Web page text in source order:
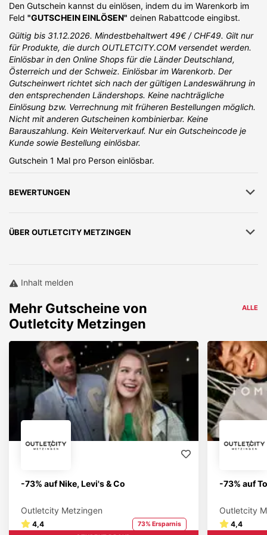
ikonischenAir Jordan Basketballschuhe, die leichtgewichtigen
Nike FlyknitLaufschuhe, die vielseitigeNike ProKleidungslinie
und dieNike Dri-FITTechnologie, die Feuchtigkeit effektiv
ableitet. Auch dieNike MercurialFußballschuhe sind für ihre
Schnelligkeit auf dem Spielfeld geschätzt.
Diese Produktpalette kombiniert Funktionalität mit stilvollem
Design und unterstreicht Nikes führende Rolle in der
Sportbekleidungsindustrie.
Den Gutschein kannst du einlösen, indem du im Warenkorb im
Feld "GUTSCHEIN EINLÖSEN" deinen Rabattcode eingibst.
Gültig bis 31.12.2026. Mindestbehaltwert 49€ / CHF49. Gilt nur
für Produkte, die durch OUTLETCITY.COM versendet werden.
Einlösbar in den Online Shops für die Länder Deutschland,
Österreich und der Schweiz. Einlösbar im Warenkorb. Der
Gutscheinwert richtet sich nach der gültigen Landeswährung in
den entsprechenden Ländershops. Keine nachträgliche
Einlösung bzw. Verrechnung mit früheren Bestellungen möglich.
Nicht mit anderen Gutscheinen kombinierbar. Keine
Barauszahlung. Kein Weiterverkauf. Nur ein Gutscheincode je
Kunde sowie Bestellung einlösbar.
Gutschein 1 Mal pro Person einlösbar.
BEWERTUNGEN
ÜBER OUTLETCITY METZINGEN
Inhalt melden
Mehr Gutscheine von
Outletcity Metzingen
ALLE
-73% auf Nike, Levi's & Co
Outletcity Metzingen
4,4 73% Ersparnis
-73% auf
Outletcity
4,4